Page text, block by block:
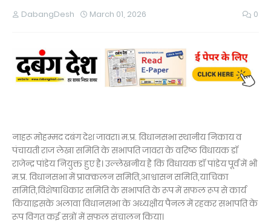
DabangDesh March 01, 2026 0
नाहरू मोहम्मद दबंग देश जावरा। म.प्र. विधानसभा स्थानीय निकाय व
पंचायती राज लेखा समिति के सभापति जावरा के वरिष्ठ विधायक डॉ
राजेन्द्र पांडेय नियुक्त हुए है। उल्लेखनीय है कि विधायक डॉ पांडेय पूर्व में भी
म.प्र. विधानसभा में प्राक्कलन समिति,आश्वासन समिति,याचिका
समिति,विशेषाधिकार समिति के सभापति के रूप में सफल रूप से कार्य
किया।इसके अलावा विधानसभा के अध्यक्षीय पैनल में रहकर सभापति के
रूप विगत कई सत्रों में सफल संचालन किया।